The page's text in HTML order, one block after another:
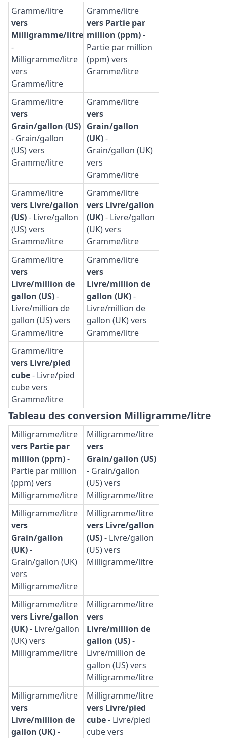
Gramme/litre
vers
Milligramme/litre
-
Milligramme/litre
vers
Gramme/litre
Gramme/litre
vers Partie par
million (ppm)-
Partie par million
(ppm) vers
Gramme/litre
Gramme/litre
vers
Grain/gallon (US)
- Grain/gallon
(US) vers
Gramme/litre
Gramme/litre
vers
Grain/gallon
(UK)-
Grain/gallon (UK)
vers
Gramme/litre
Gramme/litre
vers Livre/gallon
(US)- Livre/gallon
(US) vers
Gramme/litre
Gramme/litre
vers Livre/gallon
(UK)- Livre/gallon
(UK) vers
Gramme/litre
Gramme/litre
vers
Livre/million de
gallon (US)-
Livre/million de
gallon (US) vers
Gramme/litre
Gramme/litre
vers
Livre/million de
gallon (UK)-
Livre/million de
gallon (UK) vers
Gramme/litre
Gramme/litre
vers Livre/pied
cube- Livre/pied
cube vers
Gramme/litre
Tableau des conversion Milligramme/litre
Milligramme/litre
vers Partie par
million (ppm)-
Partie par million
(ppm) vers
Milligramme/litre
Milligramme/litre
vers
Grain/gallon (US)
- Grain/gallon
(US) vers
Milligramme/litre
Milligramme/litre
vers
Grain/gallon
(UK)-
Grain/gallon (UK)
vers
Milligramme/litre
Milligramme/litre
vers Livre/gallon
(US)- Livre/gallon
(US) vers
Milligramme/litre
Milligramme/litre
vers Livre/gallon
(UK)- Livre/gallon
(UK) vers
Milligramme/litre
Milligramme/litre
vers
Livre/million de
gallon (US)-
Livre/million de
gallon (US) vers
Milligramme/litre
Milligramme/litre
vers
Livre/million de
gallon (UK)-
Milligramme/litre
vers Livre/pied
cube- Livre/pied
cube vers